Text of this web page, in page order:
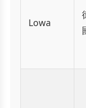
Lowa